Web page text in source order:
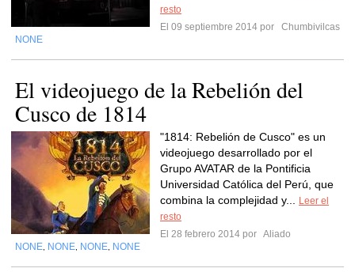
resto
El 09 septiembre 2014 por
Chumbivilcas
NONE
El videojuego de la Rebelión del
Cusco de 1814
"1814: Rebelión de Cusco" es un
videojuego desarrollado por el
Grupo AVATAR de la Pontificia
Universidad Católica del Perú, que
combina la complejidad y...
Leer el
resto
El 28 febrero 2014 por Aliado
NONE NONE NONE NONE